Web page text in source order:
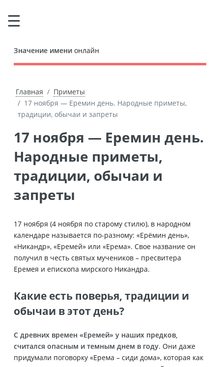
Значение имени онлайн
Главная
Приметы
17 ноября — Еремин день. Народные приметы,
традиции, обычаи и запреты
17 ноября — Еремин день.
Народные приметы,
традиции, обычаи и
запреты
17 ноября (4 ноября по старому стилю), в народном
календаре называется по-разному: «Ерёмин день»,
«Никандр», «Еремей» или «Ерема». Свое название он
получил в честь святых мучеников – пресвитера
Еремея и епископа мирского Никандра.
Какие есть поверья, традиции и
обычаи в этот день?
С древних времен «Еремей» у наших предков,
считался опасным и темным днем в году. Они даже
придумали поговорку «Ерема – сиди дома», которая как